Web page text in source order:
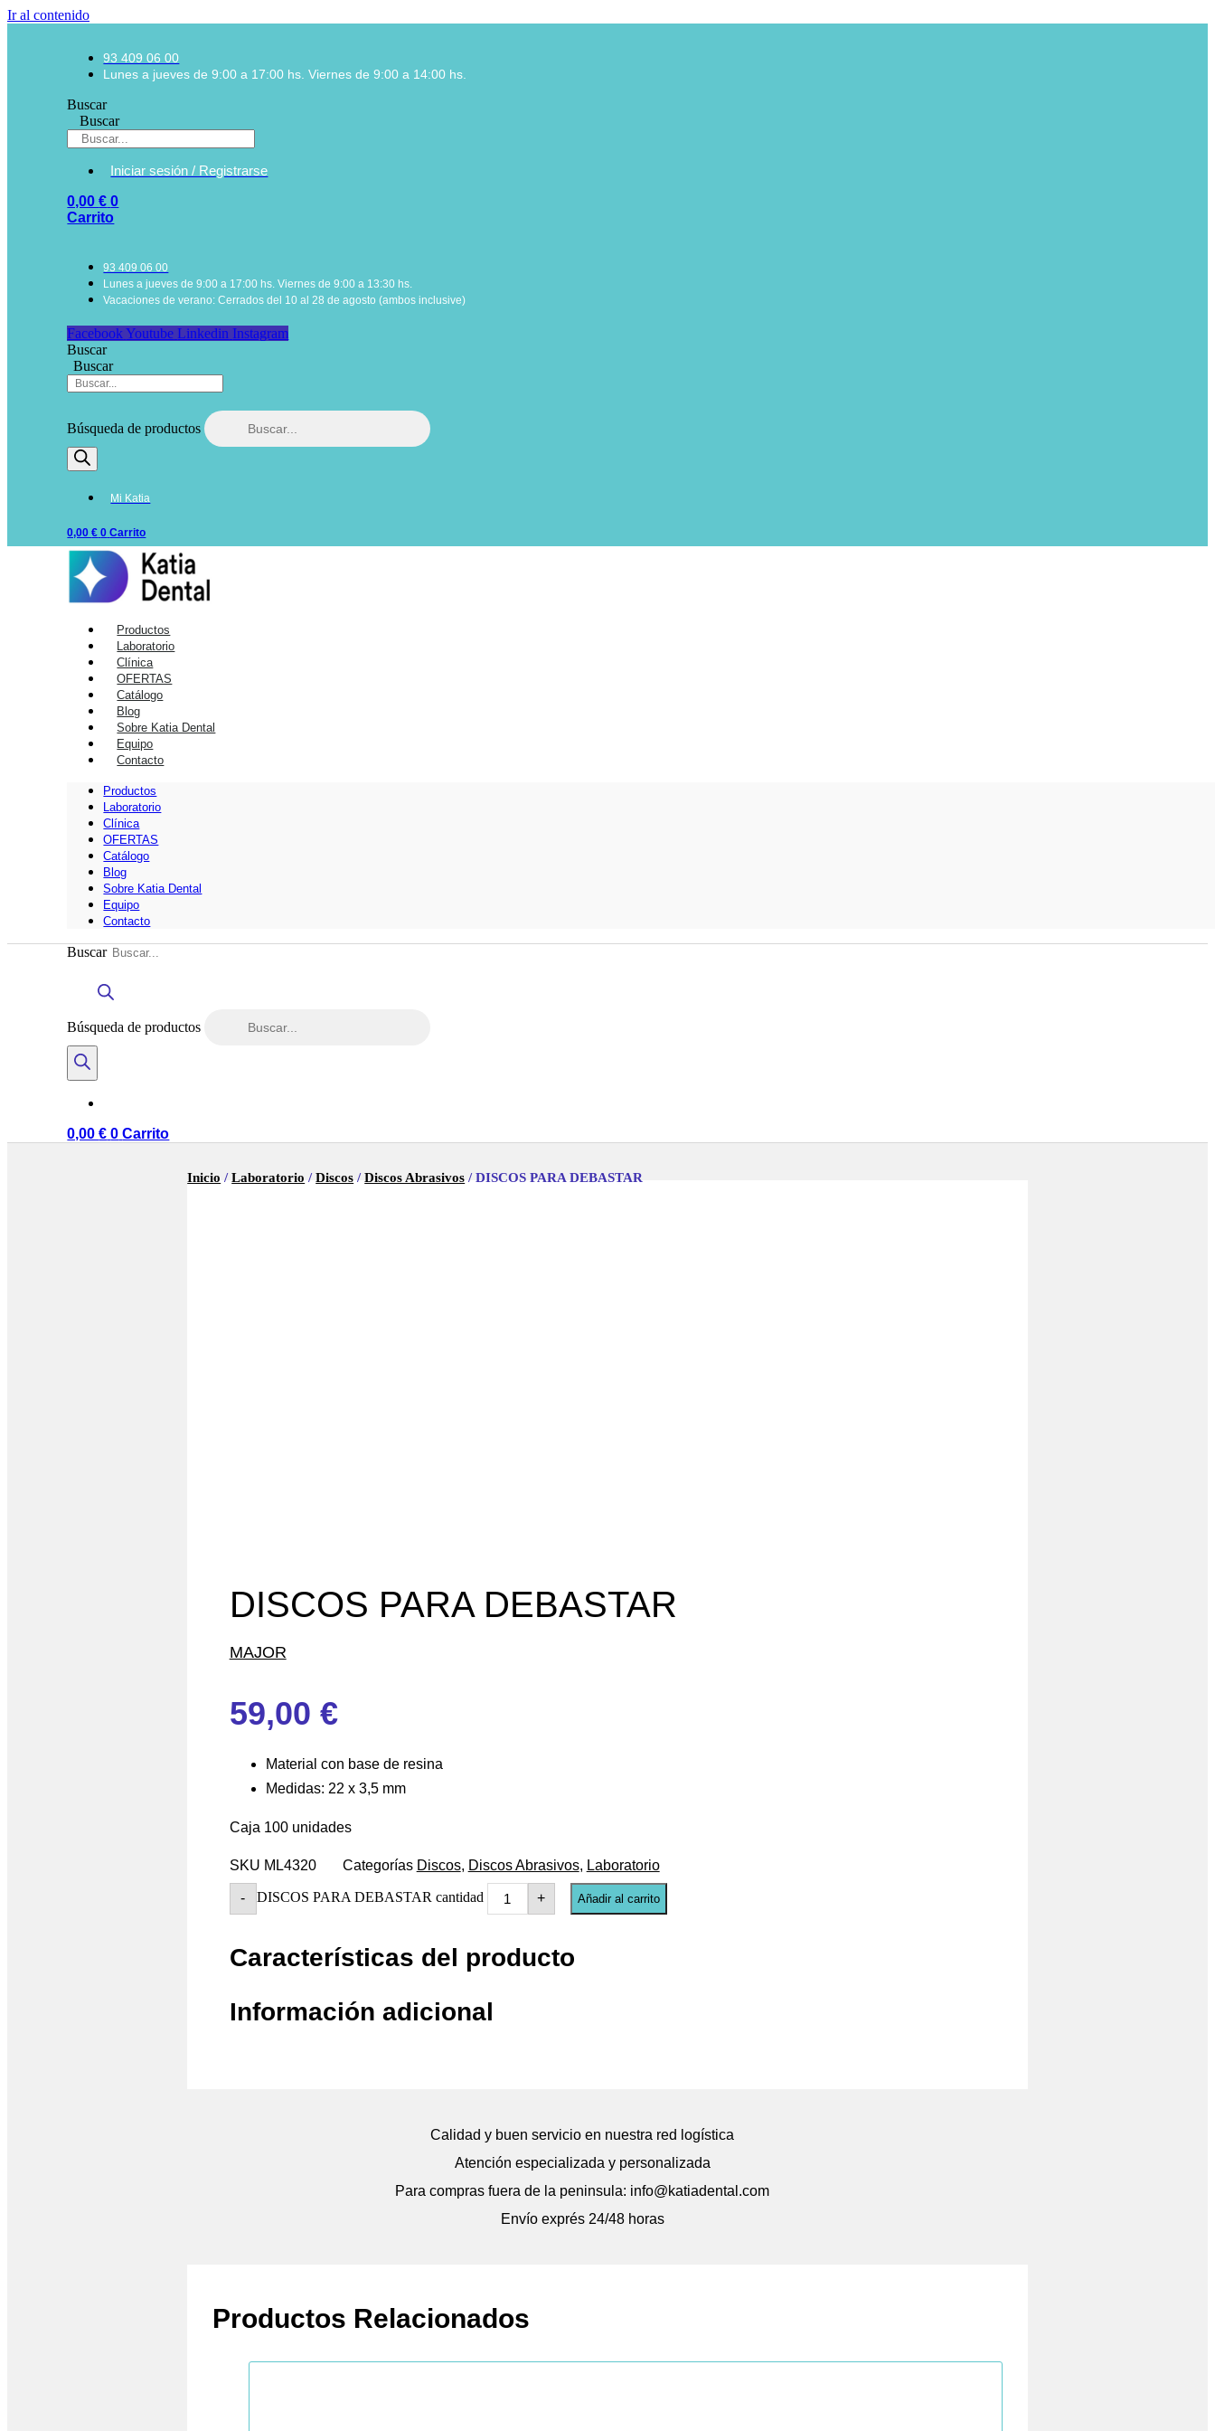
Ir al contenido
93 409 06 00
Lunes a jueves de 9:00 a 17:00 hs. Viernes de 9:00 a 14:00 hs.
Buscar
Buscar
Iniciar sesión / Registrarse
0,00€ 0
Carrito
93 409 06 00
Lunes a jueves de 9:00 a 17:00 hs. Viernes de 9:00 a 13:30 hs.
Vacaciones de verano: Cerrados del 10 al 28 de agosto (ambos inclusive)
Facebook Youtube Linkedin Instagram
Buscar
Buscar
Búsqueda de productos
Mi Katia
0,00€ 0 Carrito
Productos
Laboratorio
Clínica
OFERTAS
Catálogo
Blog
Sobre Katia Dental
Equipo
Contacto
Productos
Laboratorio
Clínica
OFERTAS
Catálogo
Blog
Sobre Katia Dental
Equipo
Contacto
Buscar
Búsqueda de productos
0,00€ 0 Carrito
Inicio /Laboratorio /Discos /Discos Abrasivos / DISCOS PARA DEBASTAR
DISCOS PARA DEBASTAR
MAJOR
59,00 €
Material con base de resina
Medidas: 22 x 3,5 mm
Caja 100 unidades
SKU ML4320 Categorías Discos, Discos Abrasivos, Laboratorio
- DISCOS PARA DEBASTAR cantidad + Añadir al carrito
Características del producto
Información adicional
Calidad y buen servicio en nuestra red logística
Atención especializada y personalizada
Para compras fuera de la peninsula: info@katiadental.com
Envío exprés 24/48 horas
Productos Relacionados